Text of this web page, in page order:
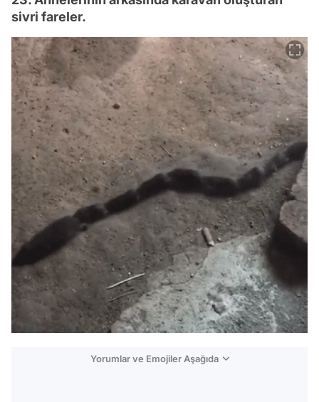
sivri fareler.
Yorumlar ve Emojiler Aşağıda